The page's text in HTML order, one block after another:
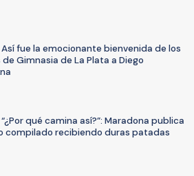
Así fue la emocionante bienvenida de los
Gimnasia de La Plata a Diego
“¿Por qué camina así?”: Maradona publica
compilado recibiendo duras patadas